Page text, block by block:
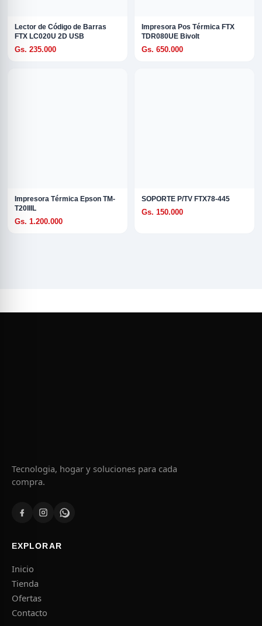
Lector de Código de Barras
FTX LC020U 2D USB
Gs. 235.000
Impresora Pos Térmica FTX
TDR080UE Bivolt
Gs. 650.000
Impresora Térmica Epson TM-
T20IIIL
Gs. 1.200.000
SOPORTE P/TV FTX78-445
Gs. 150.000
Tecnologia, hogar y soluciones para cada
compra.
EXPLORAR
Inicio
Tienda
Ofertas
Contacto